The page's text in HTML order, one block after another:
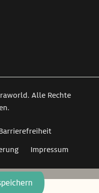
Alle Rechte
Impressum